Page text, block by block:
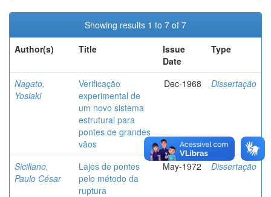
Showing results 1 to 7 of 7
Author(s)
Title
Issue
Date
Type
Nagato,
Yosiaki
Verificação
experimental de
um novo sistema
estrutural para
pontes de grandes
vãos
Dec-1968 Dissertação
Siciliano,
Paulo César
Lajes de pontes
pelo método da
ruptura
May-1972 Dissertação